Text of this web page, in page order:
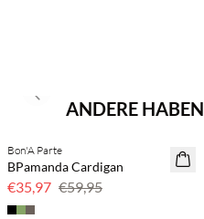
ANDERE
40 % Rabatt
Bon'A Parte
BPamanda Cardigan
€35,97 €59,95
Previous slide